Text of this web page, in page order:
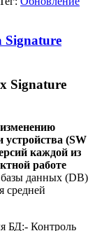
Signature
(SW
каждой из
работе
данных (DB)
средней
БД:- Контроль